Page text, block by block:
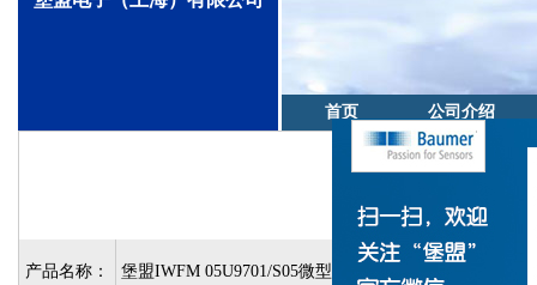
首页 公司介绍
产品名称： 堡盟IWFM 05U9701/S05微型传感器